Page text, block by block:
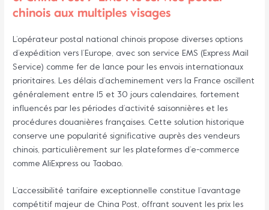
chinois aux multiples visages
L’opérateur postal national chinois propose diverses options
d’expédition vers l’Europe, avec son service EMS (Express Mail
Service) comme fer de lance pour les envois internationaux
prioritaires. Les délais d’acheminement vers la France oscillent
généralement entre 15 et 30 jours calendaires, fortement
influencés par les périodes d’activité saisonnières et les
procédures douanières françaises. Cette solution historique
conserve une popularité significative auprès des vendeurs
chinois, particulièrement sur les plateformes d’e-commerce
comme AliExpress ou Taobao.
L’accessibilité tarifaire exceptionnelle constitue l’avantage
compétitif majeur de China Post, offrant souvent les prix les